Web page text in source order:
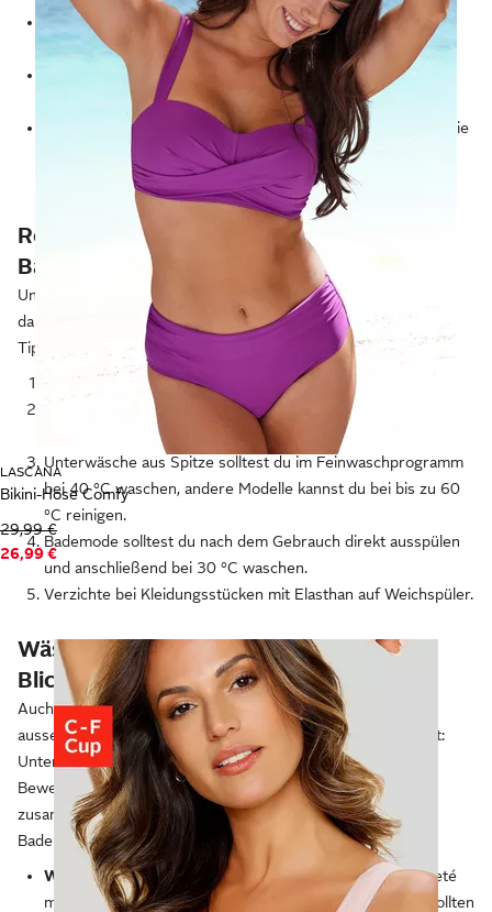
LASCANA
Bikini-Hose Comfy
29,99 €
26,99 €
Bei Unterhosen kannst du dich an deine normale
Konfektionsgröße orientieren.
Obwohl Bademode sehr elastisch ist, solltest du auch hier
von deiner normaler Konfektionsgröße ausgehen.
Schwankst du zwischen zwei Größen, solltest du dich für die
nächstgrößere entscheiden. So hast du noch ausreichend
Bewegungsfreiheit und fühlst dich nicht eingeengt.
Reinigungs-Tipps: So wird Wäsche und
Bademode sauber
Unterwäsche und Bademode solltest du regelmäßig waschen,
damit sie auch hygienisch rein und frisch ist. Lies hier einige
Tipps dazu.
Halte dich an die Pflegehinweise auf dem Produktetikett.
Schließe alle Haken und Druckknöpfe und sortiere die
Wäschestücke nach Bunt- und Weißwäsche.
Unterwäsche aus Spitze solltest du im Feinwaschprogramm
bei 40 °C waschen, andere Modelle kannst du bei bis zu 60
°C reinigen.
Bademode solltest du nach dem Gebrauch direkt ausspülen
und anschließend bei 30 °C waschen.
Verzichte bei Kleidungsstücken mit Elasthan auf Weichspüler.
Wäsche und Bademode: Alles auf einen
Blick
Auch untendrunter und in der Badesaison möchtest du gut
aussehen und passend gekleidet sein. Das Wichtige dabei ist:
Unterwäsche und Bademode sollte ausreichend
Bewegungsfreiheit bieten. Lies hier noch einmal
zusammengefasst, welche Wäschestücke und
Bademodenvarianten es gibt.
Wäsche:Zur Wäsche gehören BHs, die ein tolles Dekolleté
machen und angenehmen Halt bieten. Die Unterhosen sollten